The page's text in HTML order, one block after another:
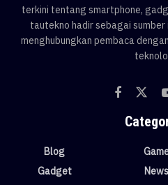
terkini tentang smartphone,
tautekno hadir sebagai
menghubungkan pembaca
Blog
Gadget
News